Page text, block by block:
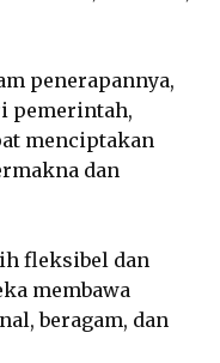
penerapannya,
pemerintah,
menciptakan
dan
fleksibel dan
membawa
beragam, dan